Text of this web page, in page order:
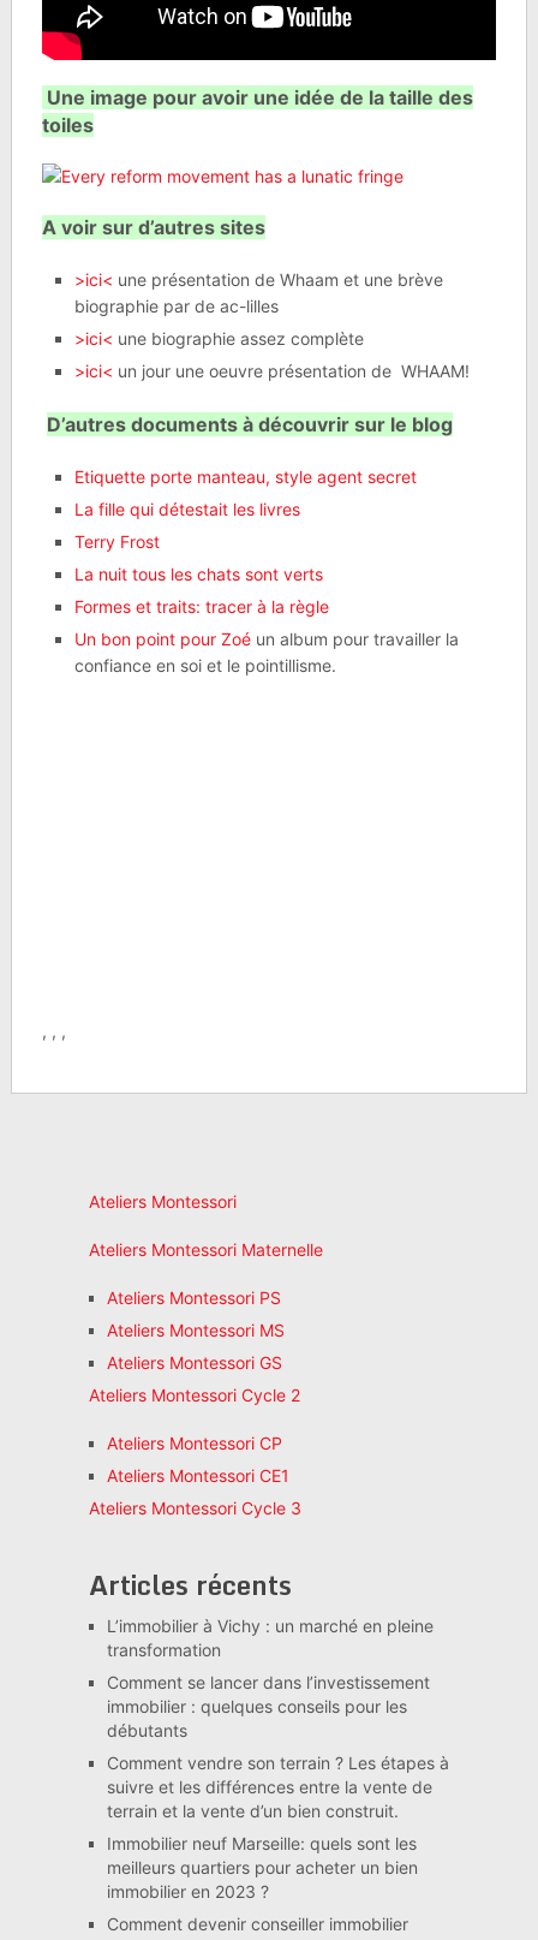
Une image pour avoir une idée de la taille des
toiles
A voir sur d’autres sites
>ici< une présentation de Whaam et une brève
biographie par de ac-lilles
>ici< une biographie assez complète
>ici< un jour une oeuvre présentation de WHAAM!
D’autres documents à découvrir sur le blog
Etiquette porte manteau, style agent secret
La fille qui détestait les livres
Terry Frost
La nuit tous les chats sont verts
Formes et traits: tracer à la règle
Un bon point pour Zoéun album pour travailler la
confiance en soi et le pointillisme.
, , ,
Ateliers Montessori
Ateliers Montessori Maternelle
Ateliers Montessori PS
Ateliers Montessori MS
Ateliers Montessori GS
Ateliers Montessori Cycle 2
Ateliers Montessori CP
Ateliers Montessori CE1
Ateliers Montessori Cycle 3
Articles récents
L’immobilier à Vichy : un marché en pleine
transformation
Comment se lancer dans l’investissement
immobilier : quelques conseils pour les
débutants
Comment vendre son terrain ? Les étapes à
suivre et les différences entre la vente de
terrain et la vente d’un bien construit.
Immobilier neuf Marseille: quels sont les
meilleurs quartiers pour acheter un bien
immobilier en 2023 ?
Comment devenir conseiller immobilier